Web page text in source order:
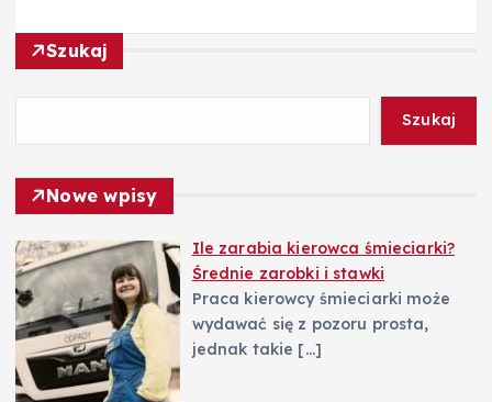
c
j
a
w
p
i
s
Szukaj
Szukaj
Nowe wpisy
Ile zarabia kierowca śmieciarki?
Średnie zarobki i stawki
Praca kierowcy śmieciarki może
wydawać się z pozoru prosta,
jednak takie […]